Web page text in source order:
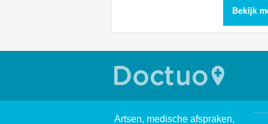
Bekijk
Artsen, medische afspraken,